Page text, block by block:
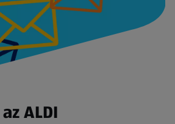
ALDI